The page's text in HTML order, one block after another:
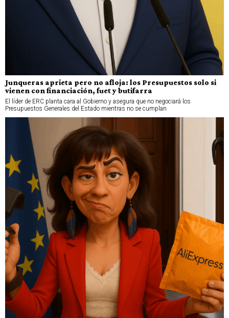
Junqueras aprieta pero no afloja: los Presupuestos solo si
vienen con financiación, fuet y butifarra
El líder de ERC planta cara al Gobierno y asegura que no negociará los
Presupuestos Generales del Estado mientras no se cumplan